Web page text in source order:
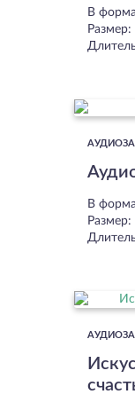
В
В